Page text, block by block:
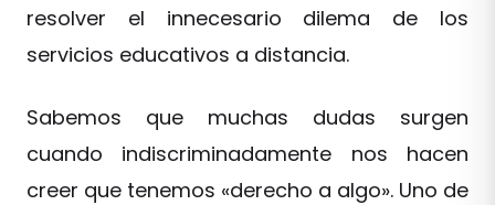
resolver el innecesario dilema de los
servicios educativos a distancia.
Sabemos que muchas dudas surgen
cuando indiscriminadamente nos hacen
creer que tenemos «derecho a algo». Uno de